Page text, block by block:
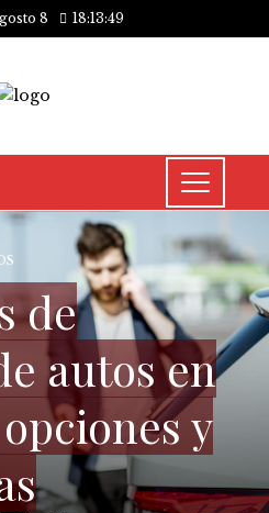
8 18:13:50
de
autos en
y